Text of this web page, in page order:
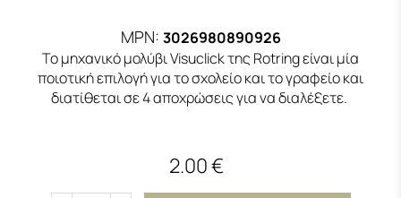
MPN: 3026980890926
Το μηχανικό μολύβι Visuclick της Rotring είναι μία
ποιοτική επιλογή για το σχολείο και το γραφείο και
διατίθεται σε 4 αποχρώσεις για να διαλέξετε.
2.00 €